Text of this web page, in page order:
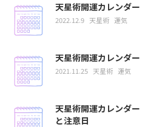
天星術開運カレンダ
2022.12.9 天星術 運気
天星術開運カレンダ
2021.11.25 天星術 運気
天星術開運カレンダ
と注意日